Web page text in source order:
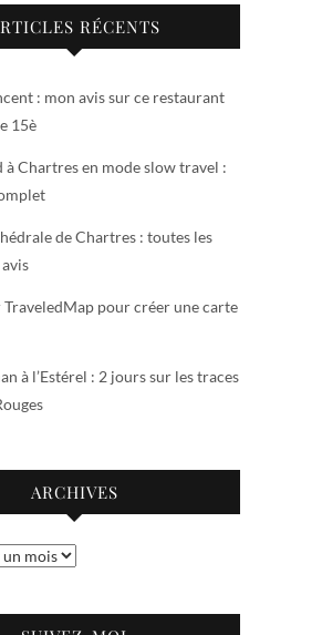
RÉCENTS
: mon avis sur ce restaurant
15è
à Chartres en mode slow travel :
de Chartres : toutes les
TraveledMap pour créer une carte
à l’Estérel : 2 jours sur les traces
ARCHIVES